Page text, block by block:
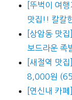
[뚜벅이 여
맛집!! 칼칼
[상암동 맛
보드라운 족
[새절역 맛
8,000원 (65
[연신내 카